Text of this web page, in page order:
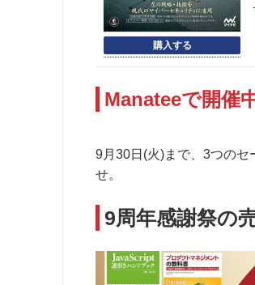
Manateeで開催
9月30日(火)まで、3つの
せ。
9周年感謝祭の